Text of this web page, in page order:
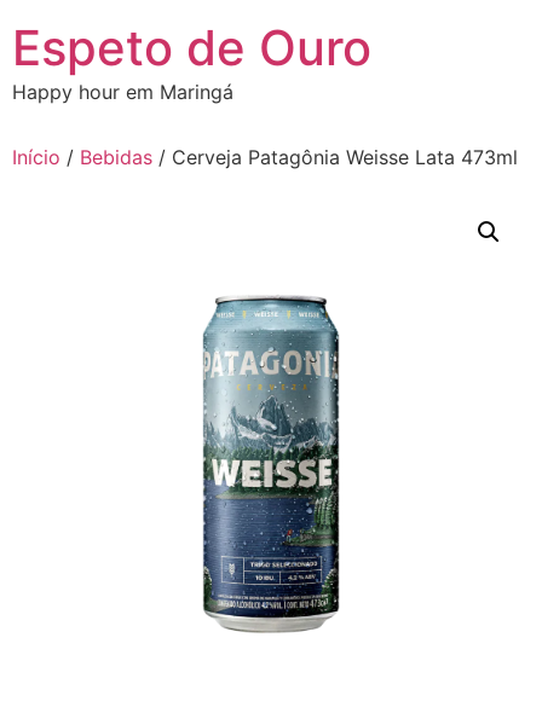
para
conteúdo
Espeto de Ouro
Happy hour em Maringá
Início / Bebidas / Cerveja Patagônia Weisse Lata 473ml